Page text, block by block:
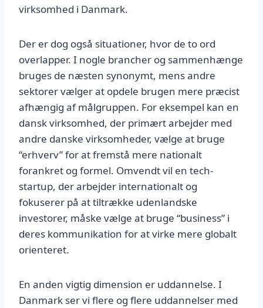
virksomhed i Danmark.
Der er dog også situationer, hvor de to ord
overlapper. I nogle brancher og sammenhænge
bruges de næsten synonymt, mens andre
sektorer vælger at opdele brugen mere præcist
afhængig af målgruppen. For eksempel kan en
dansk virksomhed, der primært arbejder med
andre danske virksomheder, vælge at bruge
“erhverv” for at fremstå mere nationalt
forankret og formel. Omvendt vil en tech-
startup, der arbejder internationalt og
fokuserer på at tiltrække udenlandske
investorer, måske vælge at bruge “business” i
deres kommunikation for at virke mere globalt
orienteret.
En anden vigtig dimension er uddannelse. I
Danmark ser vi flere og flere uddannelser med